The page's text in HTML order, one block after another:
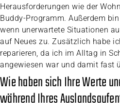
Herausforderungen wie der
Buddy-Programm. Außerdem
wenn unerwartete Situationen
auf Neues zu. Zusätzlich habe
reparieren, da ich im Alltag in
angewiesen war und damit fast
Wie haben sich Ihre Werte
während Ihres